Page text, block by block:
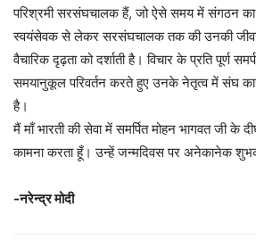
परिश्रमी सरसंघचालक हैं, जो ऐसे समय में संगठन
स्वयंसेवक से लेकर सरसंघचालक तक की उनकी जीवन
वैचारिक दृढ़ता को दर्शाती है। विचार के प्रति पूर्ण
समयानुकूल परिवर्तन करते हुए उनके नेतृत्व में संघ कार्य
है।
मैं माँ भारती की सेवा में समर्पित मोहन भागवत जी के
कामना करता हूँ। उन्हें जन्मदिवस पर अनेकानेक
-नरेन्द्र मोदी